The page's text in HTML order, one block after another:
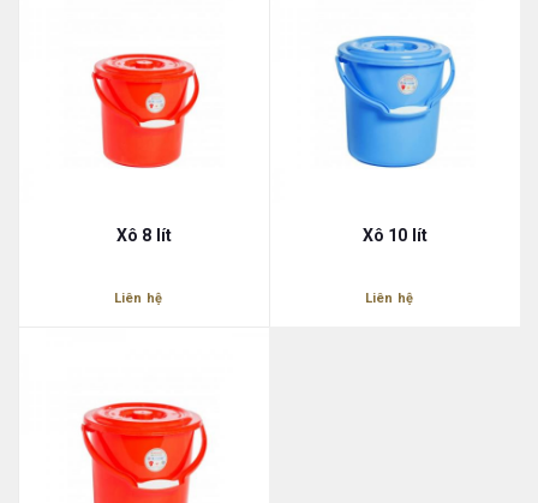
Xô 8 lít
Liên hệ
Xô 10 lít
Liên hệ